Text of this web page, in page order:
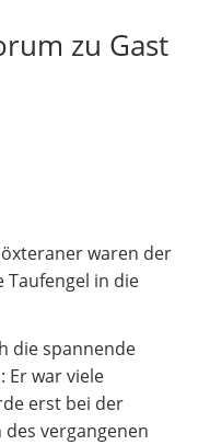
zu Gast
waren der
Taufengel in die
die spannende
Er war viele
erst bei der
des vergangenen